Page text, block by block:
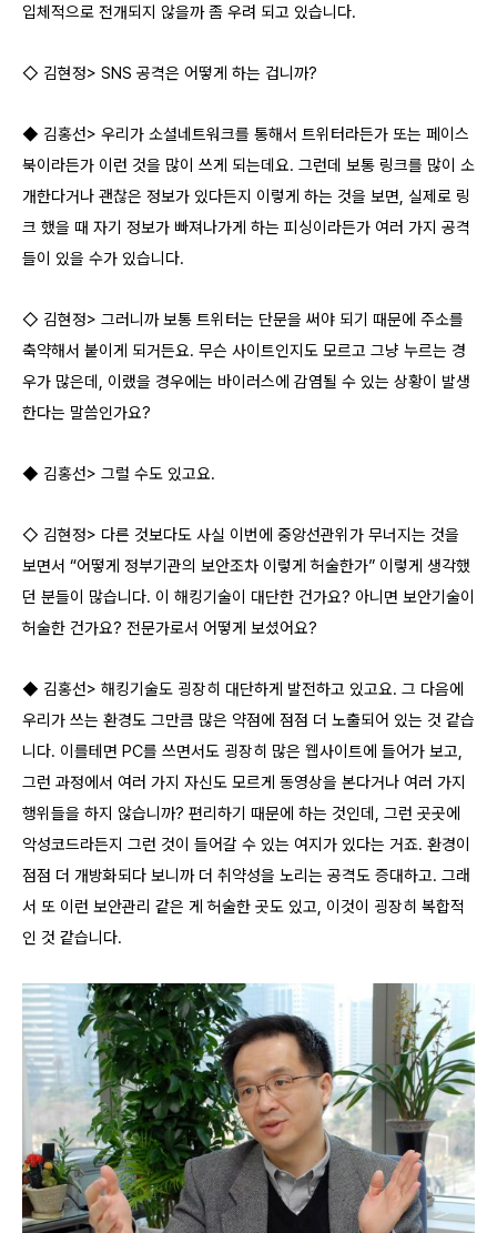
입체적으로 전개되지 않을까 좀 우려 되고 있습니다.
◇ 김현정> SNS 공격은 어떻게 하는 겁니까?
◆ 김홍선> 우리가 소셜네트워크를 통해서 트위터라든가 또는 페이스
북이라든가 이런 것을 많이 쓰게 되는데요. 그런데 보통 링크를 많이 소
개한다거나 괜찮은 정보가 있다든지 이렇게 하는 것을 보면, 실제로 링
크 했을 때 자기 정보가 빠져나가게 하는 피싱이라든가 여러 가지 공격
들이 있을 수가 있습니다.
◇ 김현정> 그러니까 보통 트위터는 단문을 써야 되기 때문에 주소를
축약해서 붙이게 되거든요. 무슨 사이트인지도 모르고 그냥 누르는 경
우가 많은데, 이랬을 경우에는 바이러스에 감염될 수 있는 상황이 발생
한다는 말씀인가요?
◆ 김홍선> 그럴 수도 있고요.
◇ 김현정> 다른 것보다도 사실 이번에 중앙선관위가 무너지는 것을
보면서 “어떻게 정부기관의 보안조차 이렇게 허술한가” 이렇게 생각했
던 분들이 많습니다. 이 해킹기술이 대단한 건가요? 아니면 보안기술이
허술한 건가요? 전문가로서 어떻게 보셨어요?
◆ 김홍선> 해킹기술도 굉장히 대단하게 발전하고 있고요. 그 다음에
우리가 쓰는 환경도 그만큼 많은 약점에 점점 더 노출되어 있는 것 같습
니다. 이를테면 PC를 쓰면서도 굉장히 많은 웹사이트에 들어가 보고,
그런 과정에서 여러 가지 자신도 모르게 동영상을 본다거나 여러 가지
행위들을 하지 않습니까? 편리하기 때문에 하는 것인데, 그런 곳곳에
악성코드라든지 그런 것이 들어갈 수 있는 여지가 있다는 거죠. 환경이
점점 더 개방화되다 보니까 더 취약성을 노리는 공격도 증대하고. 그래
서 또 이런 보안관리 같은 게 허술한 곳도 있고, 이것이 굉장히 복합적
인 것 같습니다.